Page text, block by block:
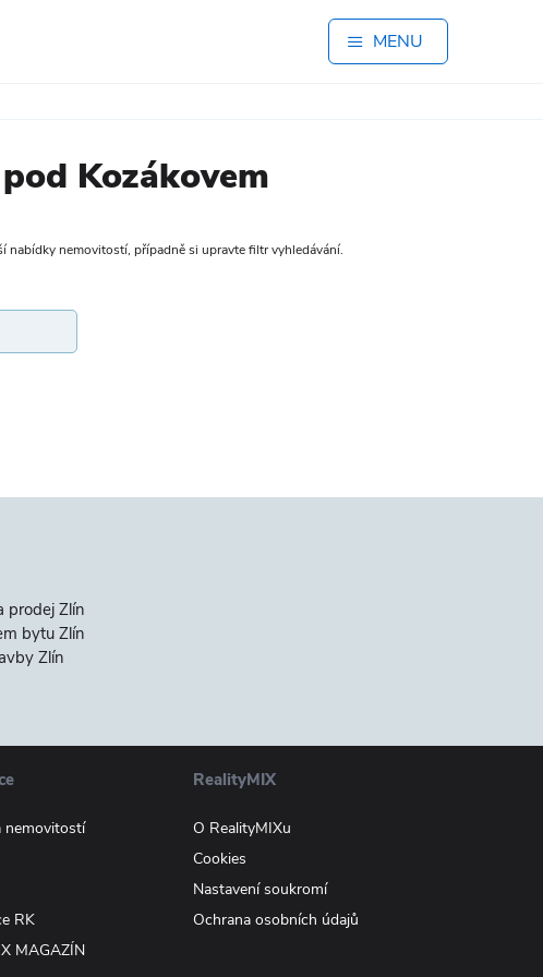
MENU
Kozákovem
nemovitostí, případně si upravte filtr vyhledávání.
prodej Zlín
bytu Zlín
Zlín
nemovitostí
RK
MAGAZÍN
RealityMIX
O RealityMIXu
Cookies
Nastavení soukromí
Ochrana osobních údajů